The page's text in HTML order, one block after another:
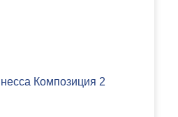
Композиция 2